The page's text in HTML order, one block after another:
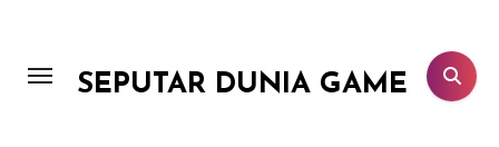
konten
SEPUTAR DUNIA GAME